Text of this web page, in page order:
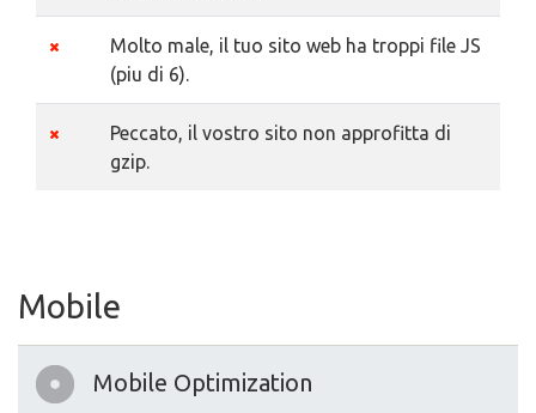
Molto male, il tuo sito web ha troppi file JS
(piu di 6).
Peccato, il vostro sito non approfitta di
gzip.
Mobile
Mobile Optimization